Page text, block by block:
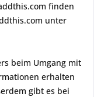
finden
unter
beim Umgang mit
erhalten
gibt es bei